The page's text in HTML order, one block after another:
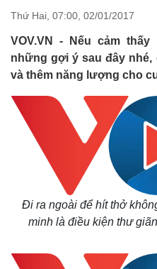
Nhận diện sự thật
Thứ Hai, 07:00, 02/01/2017
VOV.VN - Nếu cảm
những gợi ý sau đây nhé,
và thêm năng lượng cho
Đi ra ngoài để hít thở
minh là điều kiện thư